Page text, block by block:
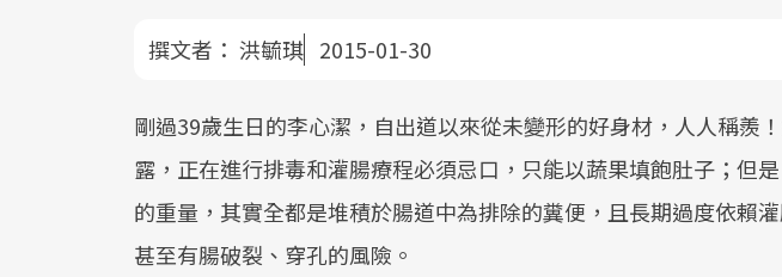
撰文者： 洪毓琪 2015-01-30
剛過39歲生日的李心潔，自出道以來從未變形的好身材，人人稱羨
露，正在進行排毒和灌腸療程必須忌口，只能以蔬果填飽肚子；但
的重量，其實全都是堆積於腸道中為排除的糞便，且長期過度依賴
甚至有腸破裂、穿孔的風險。
面對超高齡
邁向「健康
政策如「健
照3.0」的推
2025年，就
健康新生活
全面啟動你
良醫健康網
發，透過醫
建立對亞健
改善行動。